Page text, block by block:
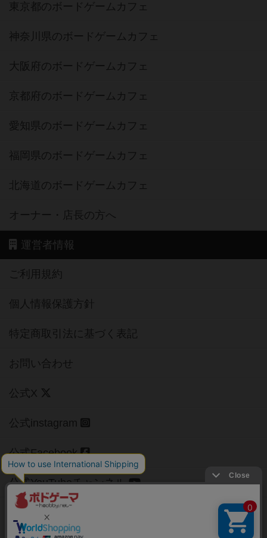
東京都のボードゲームカフェ
神奈川県のボードゲームカフェ
大阪府のボードゲームカフェ
京都府のボードゲームカフェ
愛知県のボードゲームカフェ
福岡県のボードゲームカフェ
北海道のボードゲームカフェ
オーナー・店長の方へ
運営者情報
ご利用規約
個人情報保護方針
特定商取引法に基づく表記
お問い合わせ
公式X
公式instagram
公式Facebook
公式YouTubeチャンネル